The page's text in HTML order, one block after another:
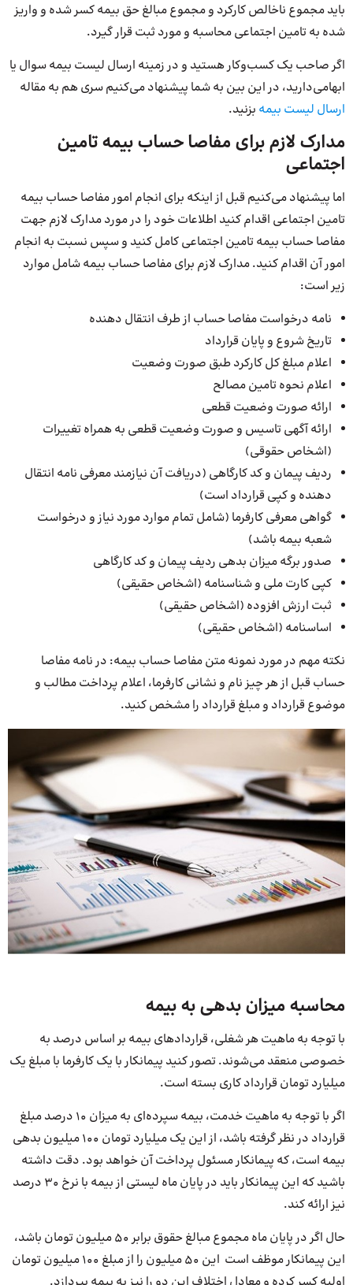
باید مجموع ناخالص کارکرد و مجموع مبالغ حق بیمه کسر شده و واریز
شده به تامین اجتماعی محاسبه و مورد ثبت قرار گیرد.
اگر صاحب یک کسب‌وکار هستید و در زمینه ارسال لیست بیمه سوال یا
ابهامی‌دارید، در این بین به شما پیشنهاد می‌کنیم سری هم به مقاله
ارسال لیست بیمه بزنید.
مدارک لازم برای مفاصا حساب بیمه تامین
اجتماعی
اما پیشنهاد می‌کنیم قبل از اینکه برای انجام امور مفاصا حساب بیمه
تامین اجتماعی اقدام کنید اطلاعات خود را در مورد مدارک لازم جهت
مفاصا حساب بیمه تامین اجتماعی کامل کنید و سپس نسبت به انجام
امور آن اقدام کنید. مدارک لازم برای مفاصا حساب بیمه شامل موارد
زیر است:
نامه درخواست مفاصا حساب از طرف انتقال دهنده
تاریخ شروع و پایان قرارداد
اعلام مبلغ کل کارکرد طبق صورت وضعیت
اعلام نحوه تامین مصالح
ارائه صورت وضعیت قطعی
ارائه آگهی تاسیس و صورت وضعیت قطعی به همراه تغییرات
(اشخاص حقوقی)
ردیف پیمان و کد کارگاهی (دریافت آن نیازمند معرفی نامه انتقال
دهنده و کپی قرارداد است)
گواهی معرفی کارفرما (شامل تمام موارد مورد نیاز و درخواست
شعبه بیمه باشد)
صدور برگه میزان بدهی ردیف پیمان و کد کارگاهی
کپی کارت ملی و شناسنامه (اشخاص حقیقی)
ثبت ارزش افزوده (اشخاص حقیقی)
اساسنامه (اشخاص حقیقی)
نکته مهم در مورد نمونه متن مفاصا حساب بیمه: در نامه مفاصا
حساب قبل از هر چیز نام و نشانی کارفرما، اعلام پرداخت مطالب و
موضوع قرارداد و مبلغ قرارداد را مشخص کنید.
محاسبه میزان بدهی به بیمه
با توجه به ماهیت هر شغلی، قراردادهای بیمه بر اساس درصد به
خصوصی منعقد می‌شوند. تصور کنید پیمانکار با یک کارفرما با مبلغ یک
میلیارد تومان قرارداد کاری بسته است.
اگر با توجه به ماهیت خدمت، بیمه سپرده‌ای به میزان ۱۰ درصد مبلغ
قرارداد در نظر گرفته باشد، از این یک میلیارد تومان ۱۰0 میلیون بدهی
بیمه است، که پیمانکار مسئول پرداخت آن خواهد بود. دقت داشته
باشید که این پیمانکار باید در پایان ماه لیستی از بیمه با نرخ ۳۰ درصد
نیز ارائه کند.
حال اگر در پایان ماه مجموع مبالغ حقوق برابر 50 میلیون تومان باشد،
این پیمانکار موظف است این 50 میلیون را از مبلغ 100 میلیون تومان